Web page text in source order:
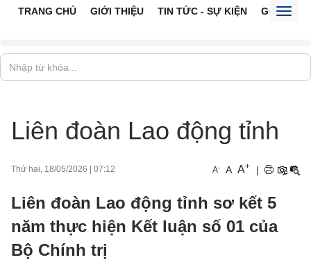
TRANG CHỦ GIỚI THIỆU TIN TỨC - SỰ KIỆN GÓP Ý
Liên đoàn Lao động tỉnh
Thứ hai, 18/05/2026 07:12 A- A A+ |
Liên đoàn Lao động tỉnh sơ kết 5
năm thực hiện Kết luận số 01 của
Bộ Chính trị